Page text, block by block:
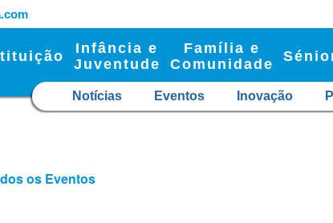
Infância e
Juventude
Família e
Comunidade
Notícias Eventos Inovação
os Eventos